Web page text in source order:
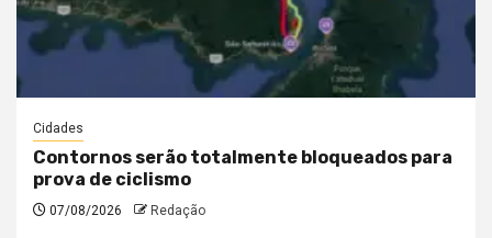
Cidades
Contornos serão totalmente bloqueados para
prova de ciclismo
07/08/2026 Redação